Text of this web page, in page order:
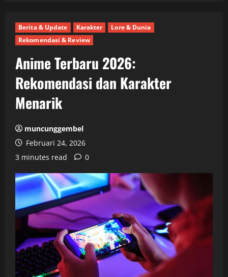
Berita & Update Karakter
Lore & Dunia
Rekomendasi & Review
Anime Terbaru 2026:
Rekomendasi dan Karakter
Menarik
muncunggembel
Februari 24, 2026
3 minutes read
0